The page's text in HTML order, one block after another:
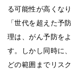
る可能性が高くな
「世代を超えた予
理は、がん予防を
す。しかし同時に
どの範囲までリス